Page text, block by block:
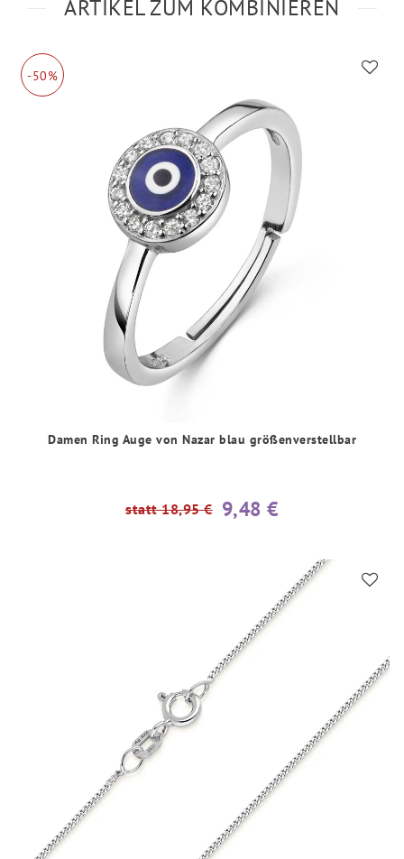
ARTIKEL ZUM KOMBINIEREN
-50%
Damen Ring Auge von Nazar blau größenverstellbar
statt 18,95 € 9,48 €